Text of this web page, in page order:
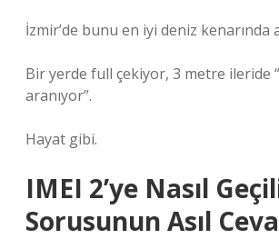
İzmir’de bunu en iyi deniz kenarında
Bir yerde full çekiyor, 3 metre ileride
aranıyor”.
Hayat gibi.
IMEI 2’ye Nasıl
Sorusunun Asıl